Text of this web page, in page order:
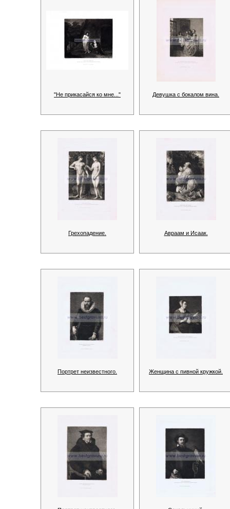
"Не прикасайся ко мне..." Девушка с бокалом вина.
Грехопадение. Авраам и Исаак.
Портрет неизвестного. Женщина с пивной кружкой.